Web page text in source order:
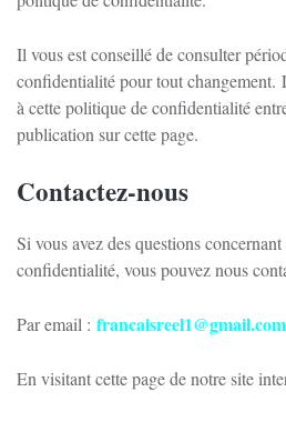
Il vous est conseillé de consulter
confidentialité pour tout changement.
à cette politique de confidentialité
publication sur cette page.
Contactez-nous
Si vous avez des questions
confidentialité, vous pouvez nous
Par email : francaisreel1@gmail.com
En visitant cette page de notre site